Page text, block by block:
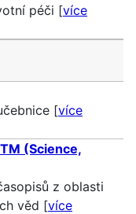
péči [více
[více
(Science,
z oblasti
věd [více